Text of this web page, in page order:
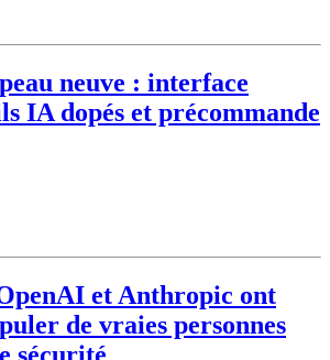
neuve : interface
IA dopés et précommande
et Anthropic ont
de vraies personnes
sécurité